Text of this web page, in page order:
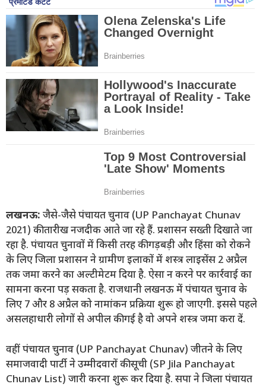
लखनऊ: जैसे-जैसे पंचायत चुनाव (UP Panchayat Chunav
2021) की तारीख नजदीक आते जा रहे हैं. प्रशासन सख्ती दिखाते जा
रहा है. पंचायत चुनावों में किसी तरह की गड़बड़ी और हिंसा को रोकने
के लिए जिला प्रशासन ने ग्रामीण इलाकों में शस्त्र लाइसेंस 2 अप्रैल
तक जमा करने का अल्टीमेटम दिया है. ऐसा न करने पर कार्रवाई का
सामना करना पड़ सकता है. राजधानी लखनऊ में पंचायत चुनाव के
लिए 7 और 8 अप्रैल को नामांकन प्रक्रिया शुरू हो जाएगी. इससे पहले
असलहाधारी लोगों से अपील की गई है वो अपने शस्त्र जमा करा दें.
वहीं पंचायत चुनाव (UP Panchayat Chunav) जीतने के लिए
समाजवादी पार्टी ने उम्मीदवारों की सूची (SP Jila Panchayat
Chunav List) जारी करना शुरू कर दिया है. सपा ने जिला पंचायत